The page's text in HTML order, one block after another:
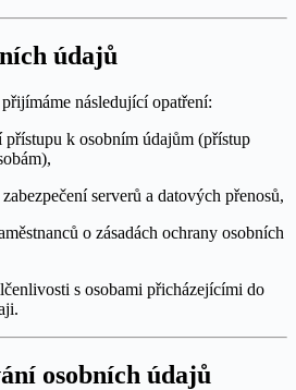
údajů
následující opatření:
přístupu k osobním údajům (přístup
serverů a datových přenosů,
o zásadách ochrany osobních
s osobami přicházejícími do
osobních údajů